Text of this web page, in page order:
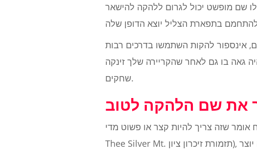
שם מופשט יכול לגרום ללהקה להישאר
אינספור להקות השתמשו בדרכים רבות
גאה בו גם לאחר שהקריירה שלך זינקה
שחקים.
קצר או פשוט מדי (ראה המלך גיזארד ואשף הלטאה או